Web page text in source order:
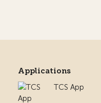
Applications
TCS App